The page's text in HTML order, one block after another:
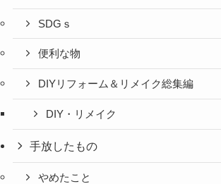
SDGｓ
便利な物
DIYリフォーム＆リメイク総集編
DIY・リメイク
手放したもの
やめたこと